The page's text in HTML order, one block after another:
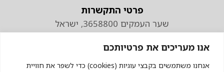
אנו מעריכים את פרטיותכם
אנחנו משתמשים בקבצי עוגיות (cookies) כדי לשפר את חוויית
פרטי התקשרות
שער העמקים 3658800, ישראל
טלפון
074-7110298